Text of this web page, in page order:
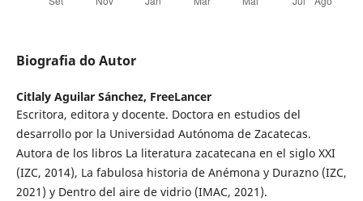
Biografia do Autor
Citlaly Aguilar Sánchez, FreeLancer
Escritora, editora y docente. Doctora en estudios del
desarrollo por la Universidad Autónoma de Zacatecas.
Autora de los libros La literatura zacatecana en el siglo XXI
(IZC, 2014), La fabulosa historia de Anémona y Durazno (IZC,
2021) y Dentro del aire de vidrio (IMAC, 2021).